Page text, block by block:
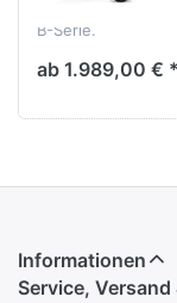
B-Serie.
ab 1.989,00 € *
Informationen
Service, Versand